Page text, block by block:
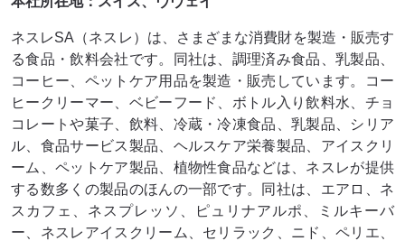
ネスレSA（ネスレ）は、さまざまな消費財を製造・販売す
る食品・飲料会社です。同社は、調理済み食品、乳製品、
コーヒー、ペットケア用品を製造・販売しています。コー
ヒークリーマー、ベビーフード、ボトル入り飲料水、チョ
コレートや菓子、飲料、冷蔵・冷凍食品、乳製品、シリア
ル、食品サービス製品、ヘルスケア栄養製品、アイスクリ
ーム、ペットケア製品、植物性食品などは、ネスレが提供
する数多くの製品のほんの一部です。同社は、エアロ、ネ
スカフェ、ネスプレッソ、ピュリナアルポ、ミルキーバ
ー、ネスレアイスクリーム、セリラック、ニド、ペリエ、